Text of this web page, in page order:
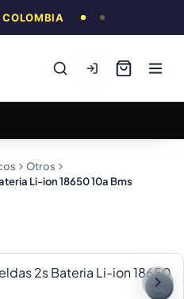
Otros
Li-ion 18650 10a Bms